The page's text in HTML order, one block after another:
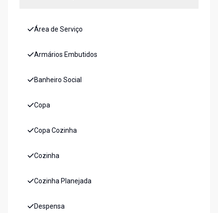
Área de Serviço
Armários Embutidos
Banheiro Social
Copa
Copa Cozinha
Cozinha
Cozinha Planejada
Despensa